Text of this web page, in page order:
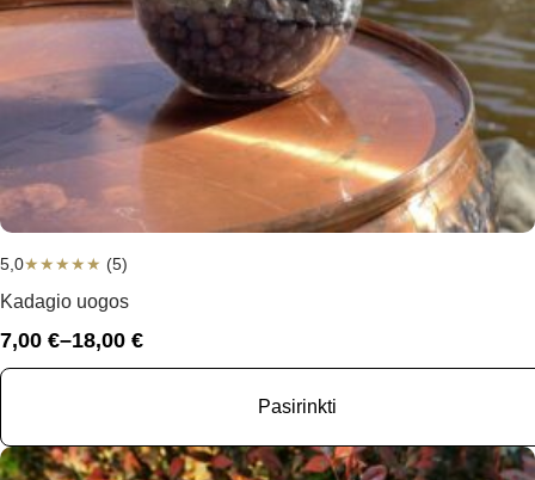
5,0★★★★★ (5)
Kadagio uogos
7,00 €–18,00 €
Price
range:
18,00 €
Pasirinkti